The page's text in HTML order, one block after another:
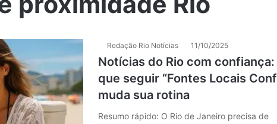
Redação Rio Notícias 11/10/2025
Notícias do Rio com
que seguir “Fontes Locais
muda sua rotina
Resumo rápido: O Rio de Janeiro precisa de